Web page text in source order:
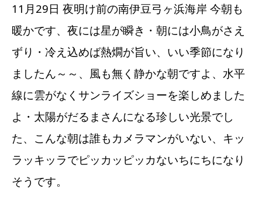
11月29日 夜明け前の南伊豆弓ヶ浜海岸 今朝も
暖かです、夜には星が瞬き・朝には小鳥がさえ
ずり・冷え込めば熱燗が旨い、いい季節になり
ましたん～～、風も無く静かな朝ですよ、水平
線に雲がなくサンライズショーを楽しめました
よ・太陽がだるまさんになる珍しい光景でし
た、こんな朝は誰もカメラマンがいない、キッ
ラッキッラでピッカッピッカないちにちになり
そうです。